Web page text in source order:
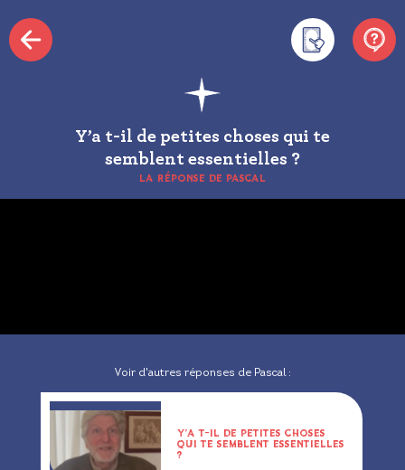
Y’a t-il de petites choses qui te
semblent essentielles ?
LA RÉPONSE DE PASCAL
Voir d'autres réponses de Pascal :
Y’A T-IL DE PETITES CHOSES
QUI TE SEMBLENT ESSENTIELLES
?